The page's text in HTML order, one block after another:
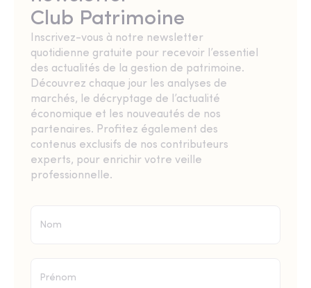
Club Patrimoine
Inscrivez-vous à notre newsletter
quotidienne gratuite pour recevoir l’essentiel
des actualités de la gestion de patrimoine.
Découvrez chaque jour les analyses de
marchés, le décryptage de l’actualité
économique et les nouveautés de nos
partenaires. Profitez également des
contenus exclusifs de nos contributeurs
experts, pour enrichir votre veille
professionnelle.